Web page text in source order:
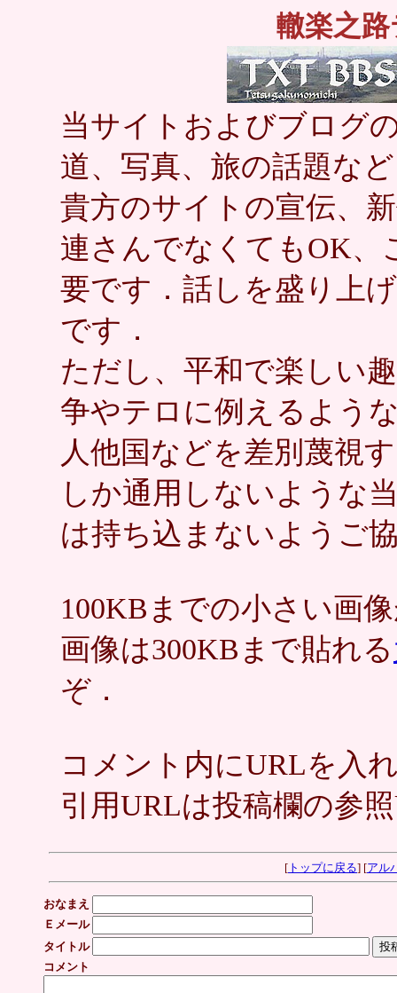
轍楽之
当サイトおよびブログ
道、写真、旅の話題な
貴方のサイトの宣伝、
連さんでなくてもOK、
要です．話しを盛り上
です．
ただし、平和で楽しい
争やテロに例えるよう
人他国などを差別蔑視
しか通用しないような
は持ち込まないようご
100KBまでの小さい画
画像は300KBまで貼れる
ぞ．
コメント内にURLを入
引用URLは投稿欄の参
[ トップに戻る] [アル
おなまえ
Ｅメール
タイトル
コメント